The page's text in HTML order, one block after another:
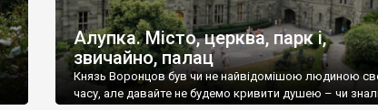
Алупка. Місто, церква, парк і,
звичайно, палац
Князь Воронцов був чи не найвідомішою людиною
часу, але давайте не будемо кривити душею – чи